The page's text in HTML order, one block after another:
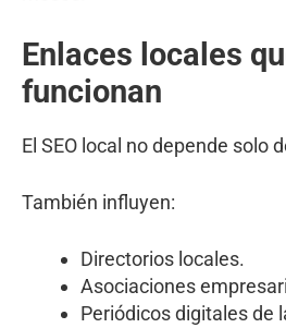
Enlaces locales
funcionan
El SEO local no depende solo
También influyen:
Directorios locales.
Asociaciones
Periódicos digitales de